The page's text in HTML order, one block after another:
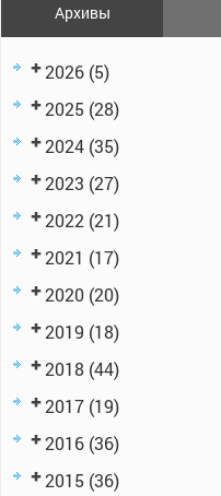
Архивы
2026 (5)
2025 (28)
2024 (35)
2023 (27)
2022 (21)
2021 (17)
2020 (20)
2019 (18)
2018 (44)
2017 (19)
2016 (36)
2015 (36)